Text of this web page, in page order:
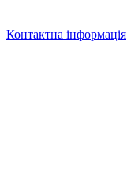
Контактна інформація